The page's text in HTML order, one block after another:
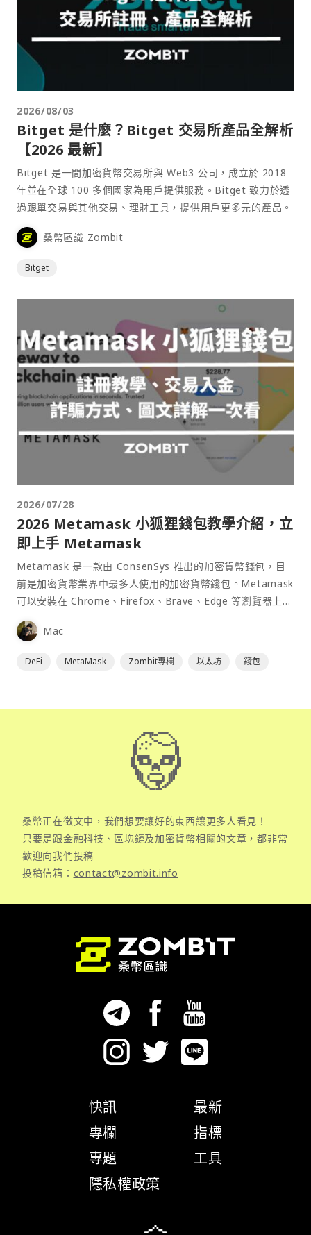
2026/08/03
Bitget 是什麼？Bitget 交易所產品全解析
【2026 最新】
Bitget 是一間加密貨幣交易所與 Web3 公司，成立於 2018
年並在全球 100 多個國家為用戶提供服務。Bitget 致力於透
過跟單交易與其他交易、理財工具，提供用戶更多元的產品。
桑幣區識 Zombit
Bitget
2026/07/28
2026 Metamask 小狐狸錢包教學介紹，立
即上手 Metamask
Metamask 是一款由 ConsenSys 推出的加密貨幣錢包，目
前是加密貨幣業界中最多人使用的加密貨幣錢包。Metamask
可以安裝在 Chrome、Firefox、Brave、Edge 等瀏覽器上作
為插件使用，具備許多功能且使用上非常方便。
Mac
DeFi MetaMask Zombit專欄 以太坊 錢包
桑幣正在徵文中，我們想要讓好的東西讓更多人看見！
只要是跟金融科技、區塊鏈及加密貨幣相關的文章，都非常
歡迎向我們投稿
投稿信箱： contact@zombit.info
快訊
專欄
專題
隱私權政策
最新
指標
工具